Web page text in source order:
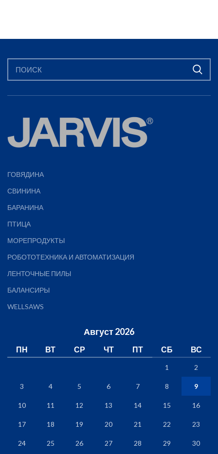
ГОВЯДИНА
СВИНИНА
БАРАНИНА
ПТИЦА
МОРЕПРОДУКТЫ
РОБОТОТЕХНИКА И АВТОМАТИЗАЦИЯ
ЛЕНТОЧНЫЕ ПИЛЫ
БАЛАНСИРЫ
WELLSAWS
Август 2026
ПН ВТ СР ЧТ ПТ СБ ВС
1 2
3 4 5 6 7 8 9
10 11 12 13 14 15 16
17 18 19 20 21 22 23
24 25 26 27 28 29 30